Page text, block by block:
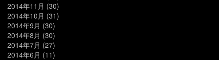
2014年11月 (30)
2014年10月 (31)
2014年9月 (30)
2014年8月 (30)
2014年7月 (27)
2014年6月 (11)